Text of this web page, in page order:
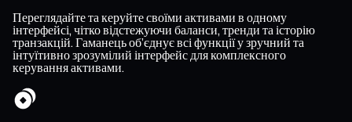
Переглядайте та керуйте своїми активами в одному
інтерфейсі, чітко відстежуючи баланси, тренди та історію
транзакцій. Гаманець об’єднує всі функції у зручний та
інтуїтивно зрозумілий інтерфейс для комплексного
керування активами.